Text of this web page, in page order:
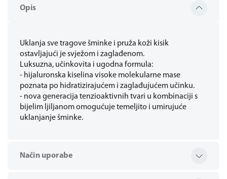
Opis
Uklanja sve tragove šminke i pruža koži kisik
ostavljajući je svježom i zaglađenom.
Luksuzna, učinkovita i ugodna formula:
- hijaluronska kiselina visoke molekularne mase
poznata po hidratizirajućem i zaglađujućem učinku.
- nova generacija tenzioaktivnih tvari u kombinaciji s
bijelim ljiljanom omogućuje temeljito i umirujuće
uklanjanje šminke.
Način uporabe